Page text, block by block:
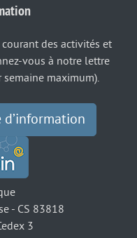
des activités et
vous à notre lettre
maximum).
- CS 83818
3